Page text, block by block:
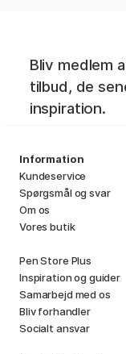
Bliv medlem
tilbud, de
inspiration.
Information
Kundeservice
Spørgsmål og svar
Om os
Vores butik
Pen Store Plus
Inspiration og guider
Samarbejd med os
Bliv forhandler
Socialt ansvar